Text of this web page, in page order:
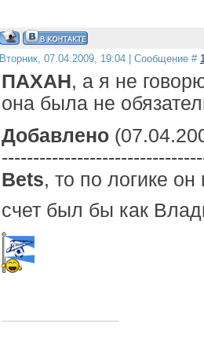
Вторник, 07.04.2009, 19:04 | Сообщение #
ПАХАН, а я не
она была не
Добавлено
Bets, то по логике
счет был бы как